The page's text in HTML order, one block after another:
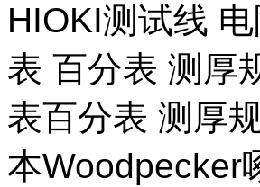
HIOKI测试线
表 百分表 测厚
表百分表 测厚
本Woodpecker